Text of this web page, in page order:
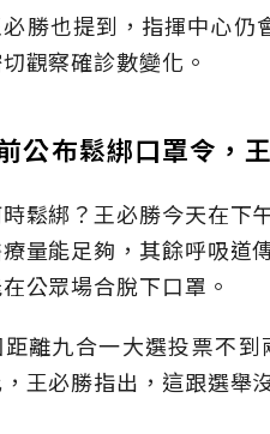
勝也提到，指揮中心
觀察確診數變化。
公布鬆綁口罩令，
鬆綁？王必勝今天在下
量能足夠，其餘呼吸道
公眾場合脫下口罩。
離九合一大選投票不
王必勝指出，這跟選舉